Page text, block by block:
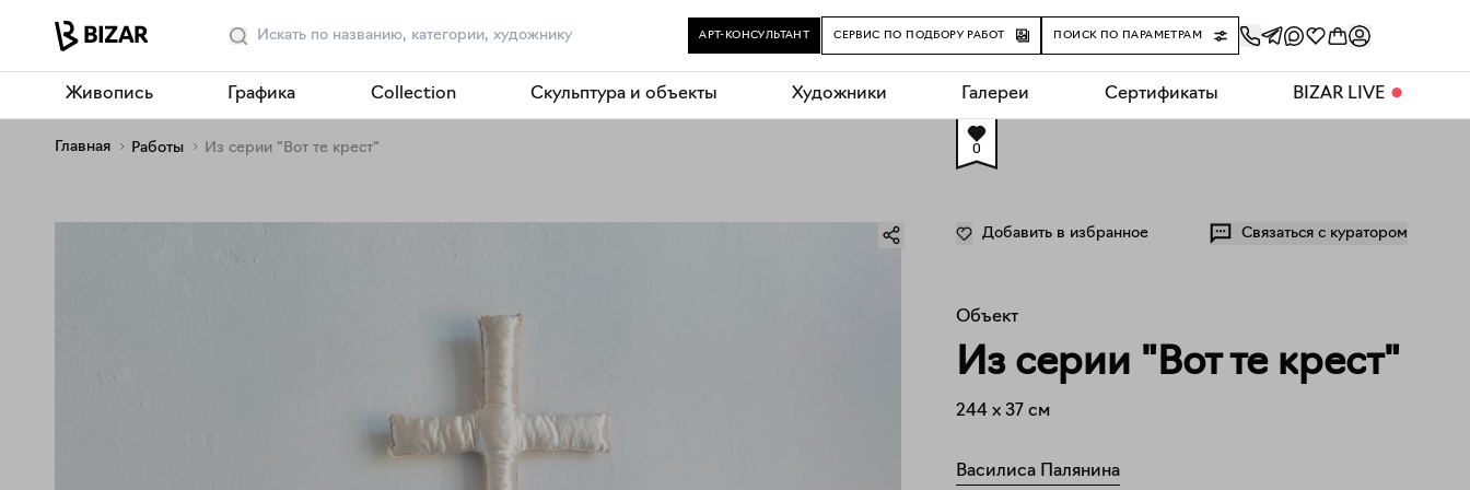
АРТ-КОНСУЛЬТАНТ СЕРВИС ПО ПОДБОРУ РАБОТ ПОИСК ПО ПАРАМЕТРАМ
Живопись Графика Collection Скульптура и объекты Художники Галереи Сертификаты BIZAR LIVE ⬤
Главная Работы Из серии "Вот те крест" 0
Добавить в избранное Связаться с куратором
Объект
Из серии "Вот те крест"
244 x 37 см
Василиса Палянина